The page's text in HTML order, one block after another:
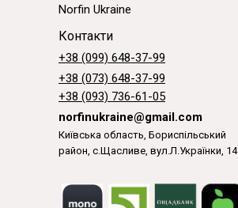
Norfin Ukraine
Контакти
Київська область, Бориспільський
район, с.Щасливе, вул.Л.Українки, 14
+38 (099) 648-37-99
norfinukraine@gmail.com
+38 (073) 648-37-99
+38 (093) 736-61-05